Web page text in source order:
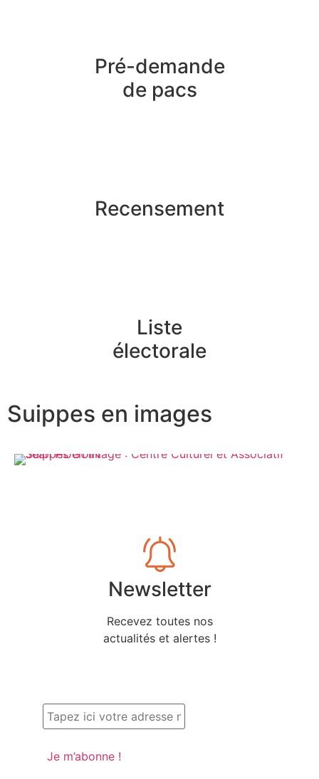
Pré-demande
de pacs
Recensement
Liste
électorale
Suippes en images
Newsletter
Recevez toutes nos
actualités et alertes !